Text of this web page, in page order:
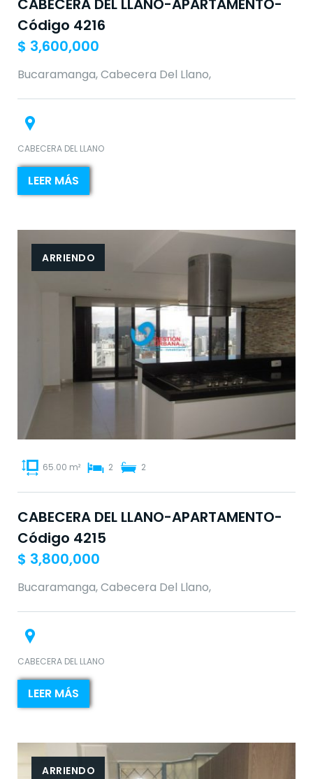
Código 4216
$ 3,600,000
Bucaramanga, Cabecera Del Llano,
CABECERA DEL LLANO
LEER MÁS
ARRIENDO
65.00 m² 2 2
CABECERA DEL LLANO-APARTAMENTO-
Código 4215
$ 3,800,000
Bucaramanga, Cabecera Del Llano,
CABECERA DEL LLANO
LEER MÁS
ARRIENDO